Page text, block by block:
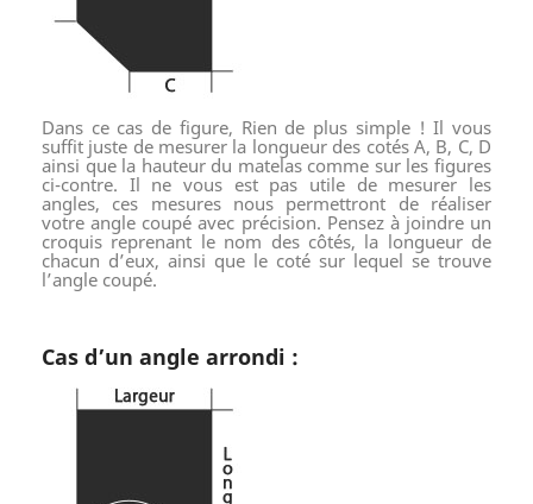
Dans ce cas de figure, Rien de plus simple ! Il vous
suffit juste de mesurer la longueur des cotés A, B, C, D
ainsi que la hauteur du matelas comme sur les figures
ci-contre. Il ne vous est pas utile de mesurer les
angles, ces mesures nous permettront de réaliser
votre angle coupé avec précision. Pensez à joindre un
croquis reprenant le nom des côtés, la longueur de
chacun d’eux, ainsi que le coté sur lequel se trouve
l’angle coupé.
Cas d’un angle arrondi :